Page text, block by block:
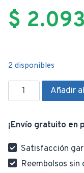
$
2 disponibles
Juego
de
9pzas
THKTHP90096
cantidad
Añadir
¡Envío gratuito en
Satisfacción
Reembolsos